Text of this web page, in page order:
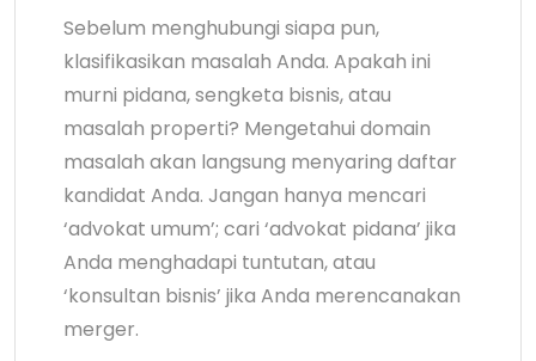
Sebelum menghubungi siapa pun,
klasifikasikan masalah Anda. Apakah ini
murni pidana, sengketa bisnis, atau
masalah properti? Mengetahui domain
masalah akan langsung menyaring daftar
kandidat Anda. Jangan hanya mencari
‘advokat umum’; cari ‘advokat pidana’ jika
Anda menghadapi tuntutan, atau
‘konsultan bisnis’ jika Anda merencanakan
merger.